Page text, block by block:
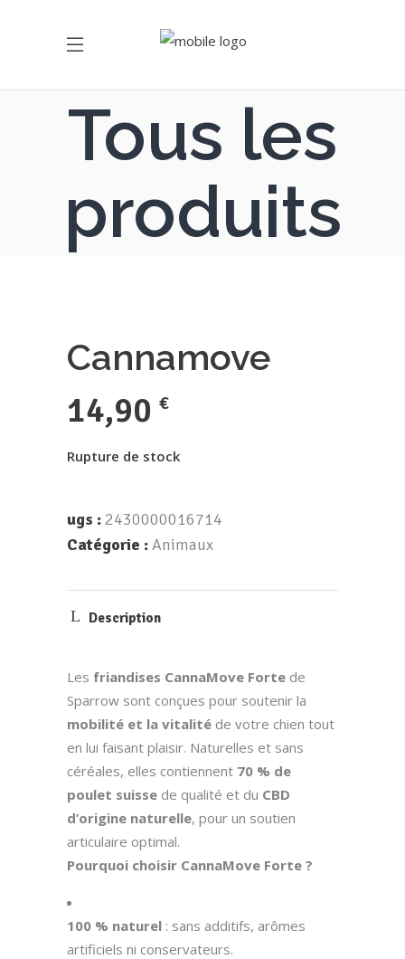
Tous les
produits
Cannamove
14,90 €
Rupture de stock
ugs : 2430000016714
Catégorie :Animaux
Description
Les friandises CannaMove Forte de
Sparrow sont conçues pour soutenir la
mobilité et la vitalité de votre chien tout
en lui faisant plaisir. Naturelles et sans
céréales, elles contiennent 70 % de
poulet suisse de qualité et du CBD
d’origine naturelle, pour un soutien
articulaire optimal.
Pourquoi choisir CannaMove Forte ?
100 % naturel : sans additifs, arômes
artificiels ni conservateurs.